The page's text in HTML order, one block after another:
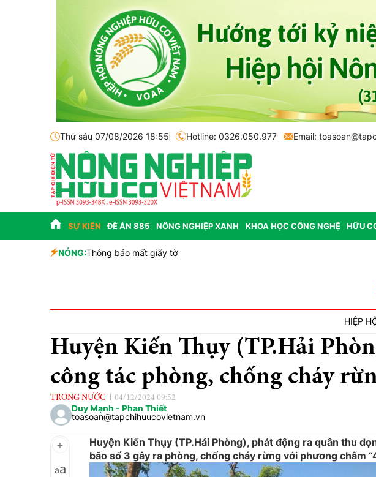
Thứ sáu 07/08/2026 18:55 Hotline: 0326.050.977 Email:
SỰ KIỆN ĐỀ ÁN 885 NÔNG NGHIỆP XANH KHOA HỌC CÔNG NGHỆ HỮU
NÓNG:Thông báo mất giấy tờ
HIỆP
Huyện Kiến Thụy (TP.Hải
công tác phòng, chống cháy
TRONG NƯỚC 04/12/2024 09:52
Duy Mạnh - Phan Thiết
toasoan@tapchihuucovietnam.vn
aa
Huyện Kiến Thụy (TP.Hải Phòng), phát động ra quân thu
bão số 3 gây ra phòng, chống cháy rừng với phương châm